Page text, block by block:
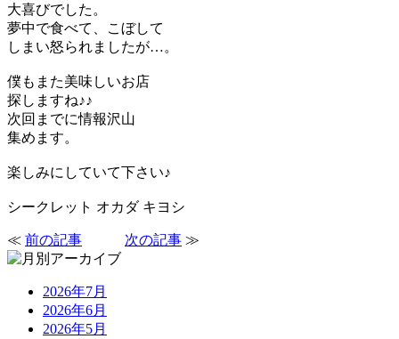
大喜びでした。
夢中で食べて、こぼして
しまい怒られましたが…。
僕もまた美味しいお店
探しますね♪♪
次回までに情報沢山
集めます。
楽しみにしていて下さい♪
シークレット オカダ キヨシ
≪ 前の記事 次の記事 ≫
2026年7月
2026年6月
2026年5月